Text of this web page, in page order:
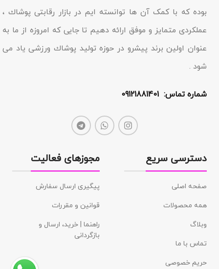
بوده که با کمک آن ها توانسته ایم در بازار رقابتى پوشاك ،
عملکردى متمایز و موفق ارائه دهیم تا جایى که امروزه از ما به
عنوان اولین برند پیشرو در حوزه تولید پوشاك ورزشی یاد مى
شود .
شماره تماس: 09121881401
دسترسی سریع
صفحه اصلی
همه محصولات
وبلاگ
تماس با ما
حریم خصوصی
مجوزهای فعالیت
پیگیری ارسال سفارش
قوانین و مقررات
راهنما | خرید، ارسال و
بازگردانی